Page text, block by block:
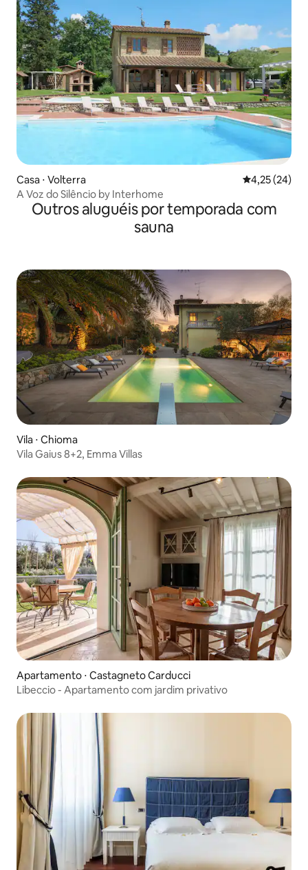
Casa ⋅ Volterra 4,25 de uma
4,25 (24)
A Voz do Silêncio by Interhome
Outros aluguéis por temporada com
sauna
Vila ⋅ Chioma
Vila Gaius 8+2, Emma Villas
Apartamento ⋅ Castagneto Carducci
Libeccio - Apartamento com jardim privativo